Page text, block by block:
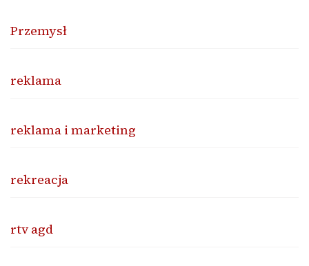
Przemysł
reklama
reklama i marketing
rekreacja
rtv agd